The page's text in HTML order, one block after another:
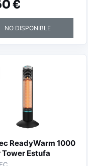
€
NO DISPONIBLE
ReadyWarm 1000
Tower Estufa
de Torre para